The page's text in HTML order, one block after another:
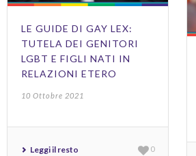
LE GUIDE DI GAY LEX:
TUTELA DEI GENITORI
LGBT E FIGLI NATI IN
RELAZIONI ETERO
10 Ottobre 2021
Leggi il resto 0